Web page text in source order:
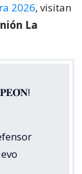
2026, visitan
La